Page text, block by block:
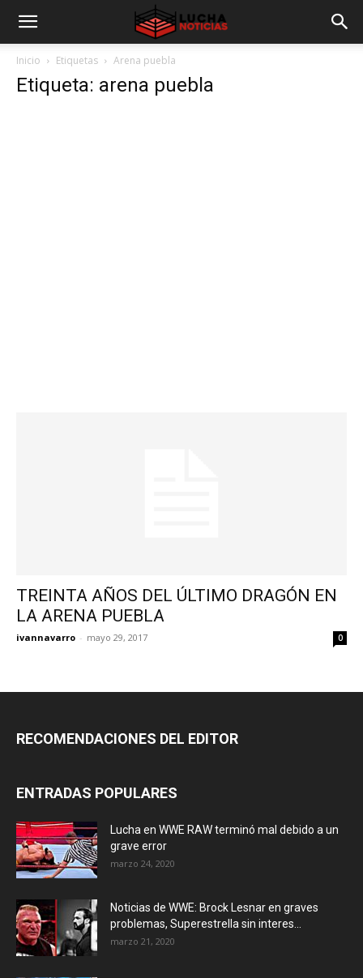
Inicio Etiquetas Arena puebla
Etiqueta: arena puebla
TREINTA AÑOS DEL ÚLTIMO DRAGÓN EN
LA ARENA PUEBLA
ivannavarro - mayo 29, 2017 0
RECOMENDACIONES DEL EDITOR
ENTRADAS POPULARES
Lucha en WWE RAW terminó mal debido a un
grave error
marzo 24, 2020
Noticias de WWE: Brock Lesnar en graves
problemas, Superestrella sin interes...
marzo 21, 2020